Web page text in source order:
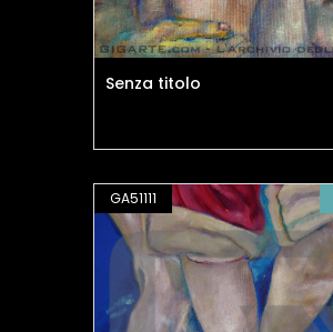
Senza titolo
GA51111